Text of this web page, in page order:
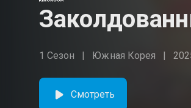
1 Сезон Южная Корея
Смотреть